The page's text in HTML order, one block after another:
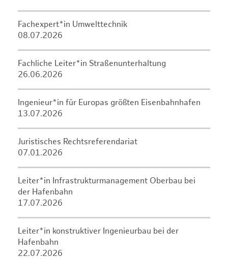
Fachexpert*in Umwelttechnik
08.07.2026
Fachliche Leiter*in Straßenunterhaltung
26.06.2026
Ingenieur*in für Europas größten Eisenbahnhafen
13.07.2026
Juristisches Rechtsreferendariat
07.01.2026
Leiter*in Infrastrukturmanagement Oberbau bei
der Hafenbahn
17.07.2026
Leiter*in konstruktiver Ingenieurbau bei der
Hafenbahn
22.07.2026